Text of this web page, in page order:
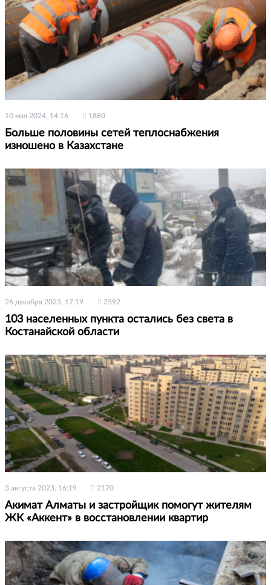
10 мая 2024, 14:16 1880
Больше половины сетей теплоснабжения
изношено в Казахстане
26 декабря 2023, 17:19 2592
103 населенных пункта остались без света в
Костанайской области
3 августа 2023, 16:19 2170
Акимат Алматы и застройщик помогут жителям
ЖК «Аккент» в восстановлении квартир